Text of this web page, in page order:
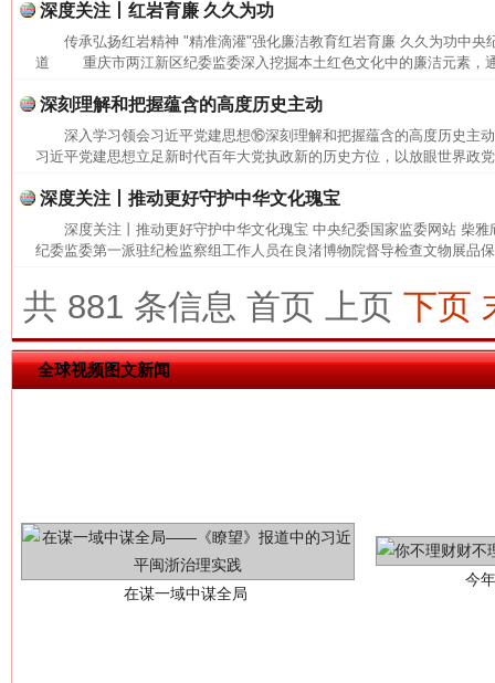
深度关注丨红岩育廉 久久为功
传承弘扬红岩精神 "精准滴灌"强化廉洁教育红岩育廉 久久为功中央
道 重庆市两江新区纪委监委深入挖掘本土红色文化中的廉洁元素，
深刻理解和把握蕴含的高度历史主动
深入学习领会习近平党建思想⑯深刻理解和把握蕴含的高度历史
习近平党建思想立足新时代百年大党执政新的历史方位，以放眼世界政
深度关注丨推动更好守护中华文化瑰宝
深度关注丨推动更好守护中华文化瑰宝 中央纪委国家监委网站 柴
纪委监委第一派驻纪检监察组工作人员在良渚博物院督导检查文物展品
共 881 条信息 首页 上页 下页
全球视频图文新闻
在谋一域中谋全局
今